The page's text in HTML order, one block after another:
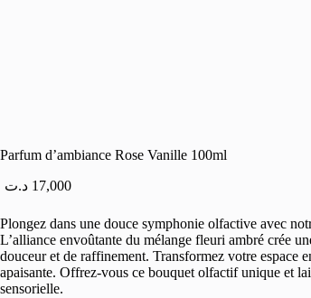
Parfum d’ambiance Rose Vanille 100ml
17,000 د.ت
Plongez dans une douce symphonie olfactive avec
L’alliance envoûtante du mélange fleuri ambré crée
douceur et de raffinement. Transformez votre espace
apaisante. Offrez-vous ce bouquet olfactif unique et
sensorielle.